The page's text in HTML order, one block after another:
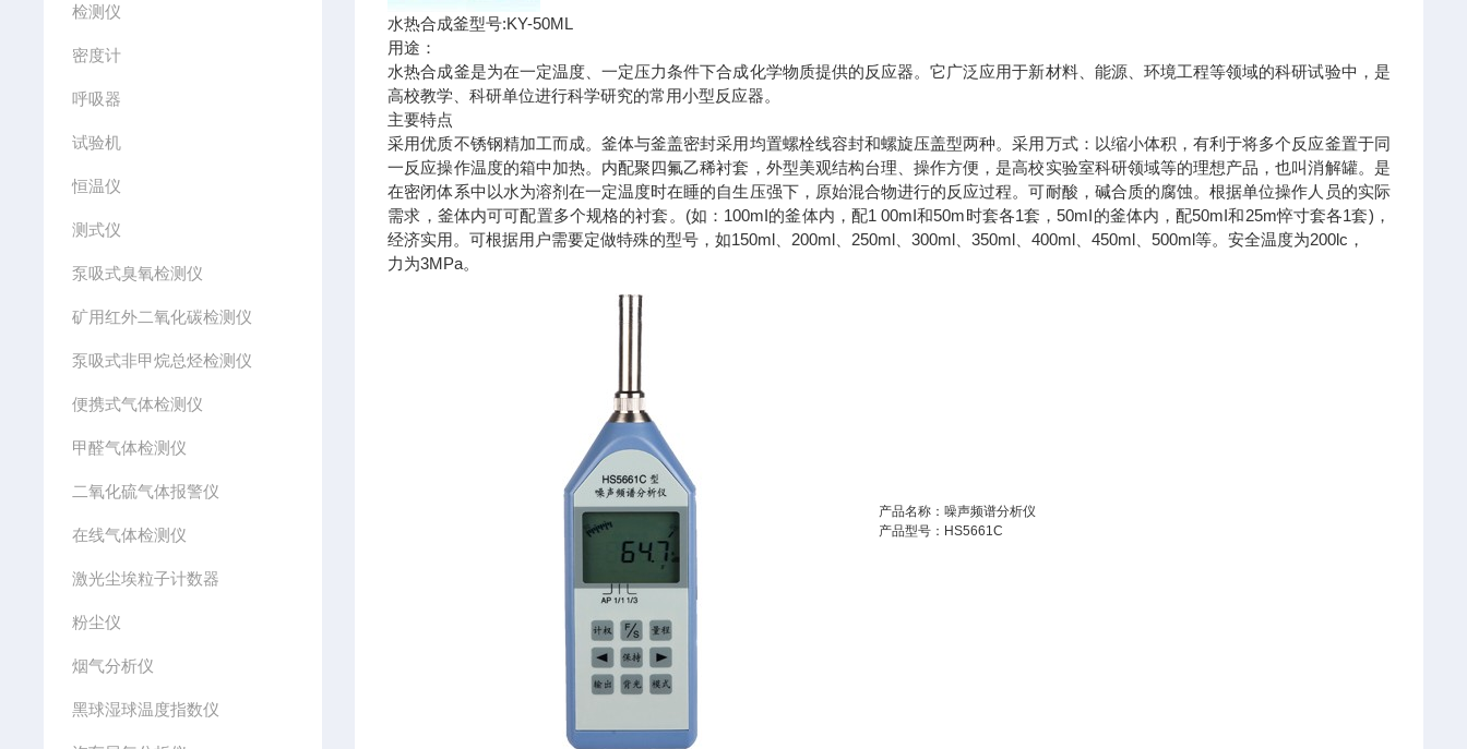
检测仪
密度计
呼吸器
试验机
恒温仪
测式仪
泵吸式臭氧检测仪
矿用红外二氧化碳检测仪
泵吸式非甲烷总烃检测仪
便携式气体检测仪
甲醛气体检测仪
二氧化硫气体报警仪
在线气体检测仪
激光尘埃粒子计数器
粉尘仪
烟气分析仪
黑球湿球温度指数仪
水热合成釜型号:KY-50ML
用途：
水热合成釜是为在一定温度、一定压力条件下合成化学物质提供的反应器。它广泛应用于新材料、能源、环境工程等领域的科研试验中，是
高校教学、科研单位进行科学研究的常用小型反应器。
主要特点
采用优质不锈钢精加工而成。釜体与釜盖密封采用均置螺栓线容封和螺旋压盖型两种。采用万式：以缩小体积，有利于将多个反应釜置于同
一反应操作温度的箱中加热。内配聚四氟乙稀衬套，外型美观结构台理、操作方便，是高校实验室科研领域等的理想产品，也叫消解罐。是
在密闭体系中以水为溶剂在一定温度时在睡的自生压强下，原始混合物进行的反应过程。可耐酸，碱合质的腐蚀。根据单位操作人员的实际
需求，釜体内可可配置多个规格的衬套。(如：100mI的釜体内，配1 00mI和50m时套各1套，50mI的釜体内，配50mI和25m悴寸套各1套)，
经济实用。可根据用户需要定做特殊的型号，如150ml、200ml、250ml、300ml、350ml、400ml、450ml、500ml等。安全温度为200lc，
力为3MPa。
产品名称：噪声频谱分析仪
产品型号：HS5661C